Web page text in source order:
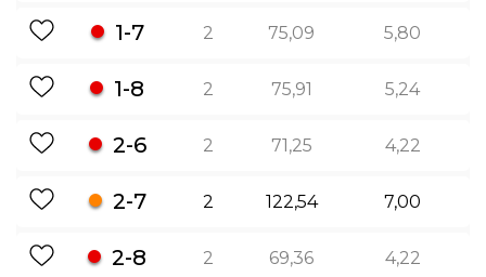
1-7 2 75,09 5,80
1-8 2 75,91 5,24
2-6 2 71,25 4,22
2-7 2 122,54 7,00
2-8 2 69,36 4,22